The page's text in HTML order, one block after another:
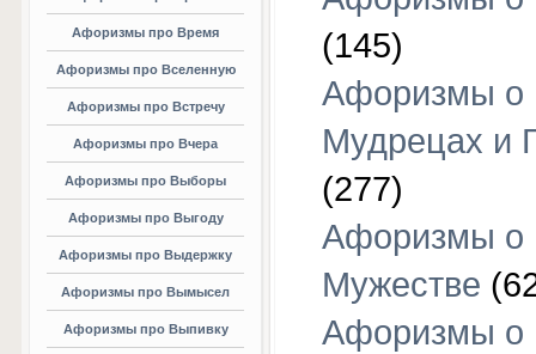
Афоризмы про Время
Афоризмы про Вселенную
Афоризмы про Встречу
Афоризмы про Вчера
Афоризмы про Выборы
Афоризмы про Выгоду
Афоризмы про Выдержку
Афоризмы про Вымысел
Афоризмы про Выпивку
(145)
Афоризмы о
Мудрецах и
(277)
Афоризмы о
Мужестве
Афоризмы о